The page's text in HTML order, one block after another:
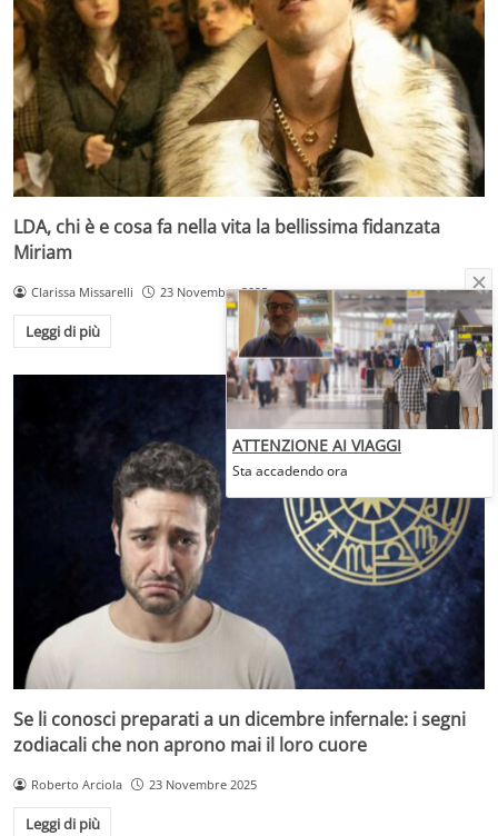
LDA, chi è e cosa fa nella vita la bellissima fidanzata
Miriam
Clarissa Missarelli 23 Novembre 2025
Leggi di più
Se li conosci preparati a un dicembre infernale: i segni
zodiacali che non aprono mai il loro cuore
Roberto Arciola 23 Novembre 2025
Leggi di più
ATTENZIONE AI VIAGGI
Sta accadendo ora